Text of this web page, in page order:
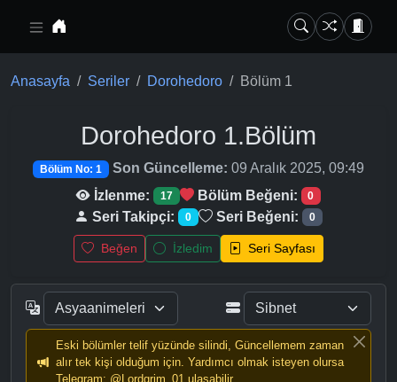
Anasayfa Seriler Dorohedoro Bölüm 1
Dorohedoro 1.Bölüm
Bölüm No: 1 Son Güncelleme: 09 Aralık 2025, 09:49
İzlenme:
17 Bölüm Beğeni: 0
Seri Takipçi: 0 Seri Beğeni: 0
Beğen İzledim Seri Sayfası
Eski bölümler telif yüzünde silindi, Güncellemem zaman
alır tek kişi olduğum için. Yardımcı olmak isteyen olursa
Telegram: @Lordgrim_01 ulaşabilir